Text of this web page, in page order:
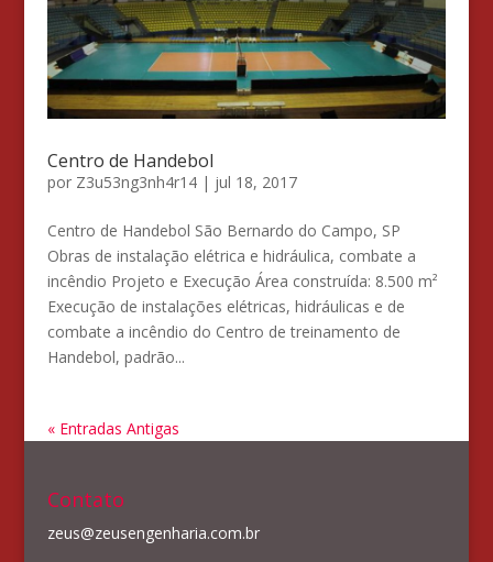
Centro de Handebol
por Z3u53ng3nh4r14| jul 18, 2017
Centro de Handebol São Bernardo do Campo, SP
Obras de instalação elétrica e hidráulica, combate a
incêndio Projeto e Execução Área construída: 8.500 m²
Execução de instalações elétricas, hidráulicas e de
combate a incêndio do Centro de treinamento de
Handebol, padrão...
« Entradas Antigas
Contato
zeus@zeusengenharia.com.br